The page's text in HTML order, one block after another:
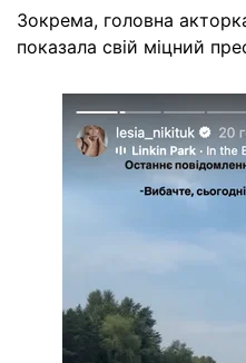
Зокрема, головна
показала свій міцний